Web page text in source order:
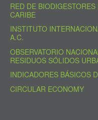
RED DE
CARIBE
INSTITUTO
A.C.
OBSERVATORIO
RESIDUOS SÓLIDOS
INDICADORES BÁSICOS
CIRCULAR ECONOMY